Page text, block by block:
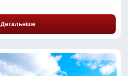
Детальніше